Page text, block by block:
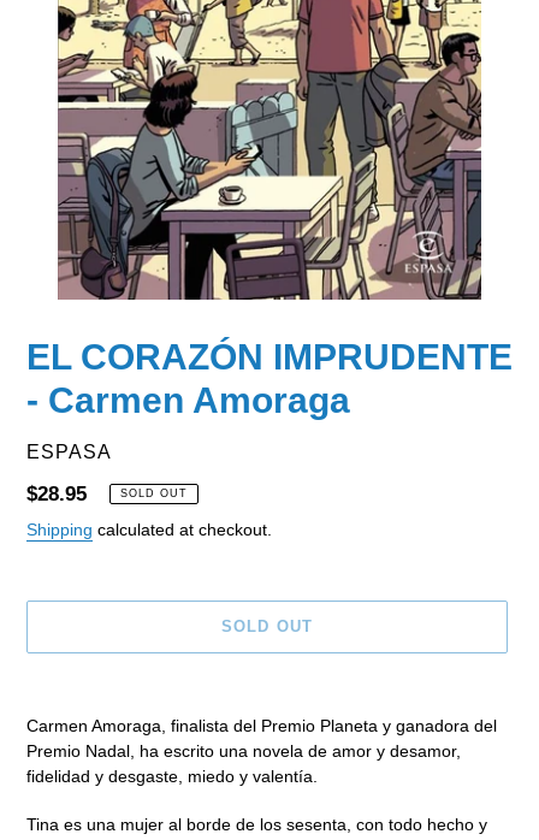
EL CORAZÓN IMPRUDENTE
- Carmen Amoraga
VENDOR
ESPASA
Regular
price
$28.95 SOLD OUT
Shipping calculated at checkout.
SOLD OUT
Carmen Amoraga, finalista del Premio Planeta y ganadora del
Premio Nadal, ha escrito una novela de amor y desamor,
fidelidad y desgaste, miedo y valentía.
Tina es una mujer al borde de los sesenta, con todo hecho y